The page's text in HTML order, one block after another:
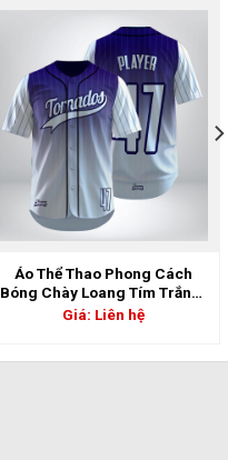
Áo Thể Thao Phong Cách
Bóng Chày Loang Tím Trắng |
5GS-06844
Giá: Liên hệ